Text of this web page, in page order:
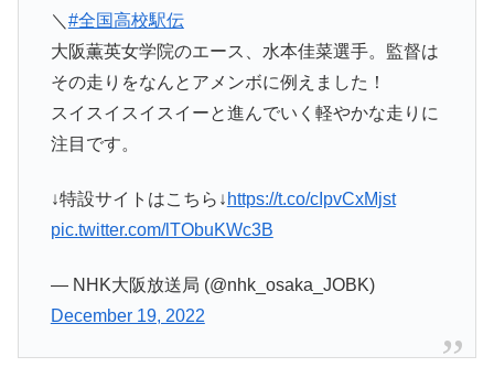
＼ #全国高校駅伝
大阪薫英女学院のエース、水本佳菜選手。監督は
その走りをなんとアメンボに例えました！
スイスイスイスイーと進んでいく軽やかな走りに
注目です。
↓特設サイトはこちら↓ https://t.co/cIpvCxMjst
pic.twitter.com/lTObuKWc3B
— NHK大阪放送局 (@nhk_osaka_JOBK)
December 19, 2022